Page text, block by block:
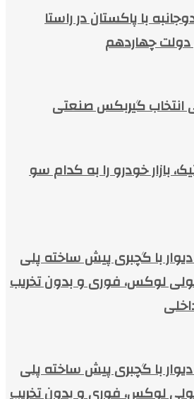
با پاکستان در راستا
چهاردهم
انتخاب گیربکس صنعتی
بازار خودرو را به کدام سو
با گچبری پیش ساخته پلی
لوکس، فوری و بدون تخریب
با گچبری پیش ساخته پلی
لوکس، فوری و بدون تخریب